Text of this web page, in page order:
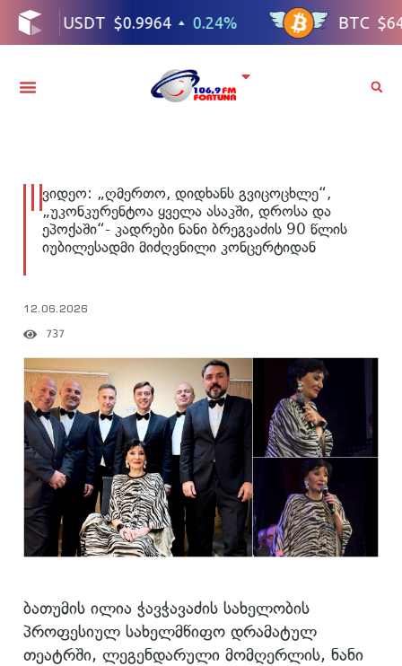
ვიდეო: „ღმერთო, დიდხანს გვიცოცხლე“,
„უკონკურენტოა ყველა ასაკში, დროსა და
ეპოქაში“- კადრები ნანი ბრეგვაძის 90 წლის
იუბილესადმი მიძღვნილი კონცერტიდან
12.06.2026
737
ბათუმის ილია ჭავჭავაძის სახელობის
პროფესიულ სახელმწიფო დრამატულ
თეატრში, ლეგენდარული მომღერლის, ნანი